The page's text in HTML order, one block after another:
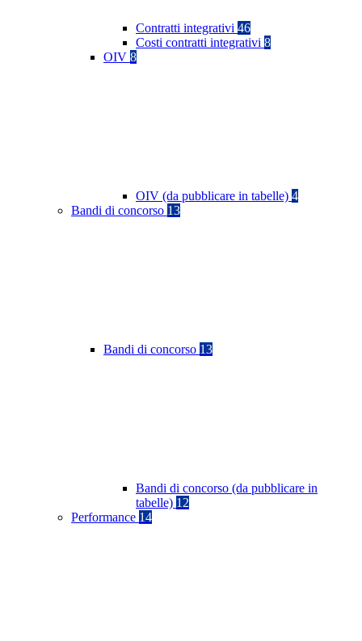
Contratti integrativi 46
Costi contratti integrativi 8
OIV 8
OIV (da pubblicare in tabelle) 4
Bandi di concorso 13
Bandi di concorso 13
Bandi di concorso (da pubblicare in
tabelle) 12
Performance 14